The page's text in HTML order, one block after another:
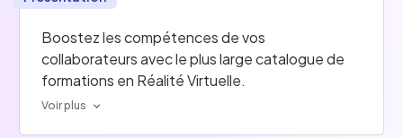
Boostez les compétences de vos
collaborateurs avec le plus large catalogue de
formations en Réalité Virtuelle.
Voir plus